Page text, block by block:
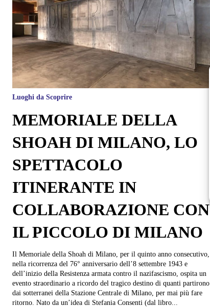
Luoghi da Scoprire
MEMORIALE DELLA
SHOAH DI MILANO, LO
SPETTACOLO
ITINERANTE IN
COLLABORAZIONE CON
IL PICCOLO DI MILANO
Il Memoriale della Shoah di Milano, per il quinto anno consecutivo,
nella ricorrenza del 76° anniversario dell’8 settembre 1943 e
dell’inizio della Resistenza armata contro il nazifascismo, ospita un
evento straordinario a ricordo del tragico destino di quanti partirono
dai sotterranei della Stazione Centrale di Milano, per mai più fare
ritorno. Nato da un’idea di Stefania Consenti (dal libro...